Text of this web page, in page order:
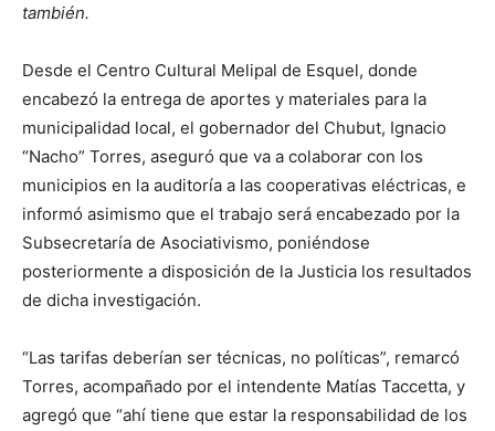
también.
Desde el Centro Cultural Melipal de Esquel, donde
encabezó la entrega de aportes y materiales para la
municipalidad local, el gobernador del Chubut, Ignacio
“Nacho” Torres, aseguró que va a colaborar con los
municipios en la auditoría a las cooperativas eléctricas, e
informó asimismo que el trabajo será encabezado por la
Subsecretaría de Asociativismo, poniéndose
posteriormente a disposición de la Justicia los resultados
de dicha investigación.
“Las tarifas deberían ser técnicas, no políticas”, remarcó
Torres, acompañado por el intendente Matías Taccetta, y
agregó que “ahí tiene que estar la responsabilidad de los